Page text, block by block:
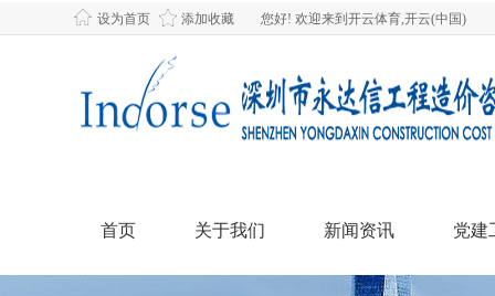
设为首页 添加收藏 您好! 欢迎来到开云体育,开云(中国)
首页 关于我们 新闻资讯 党建